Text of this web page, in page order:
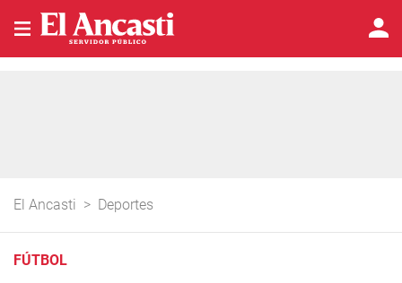
El Ancasti > Deportes
FÚTBOL